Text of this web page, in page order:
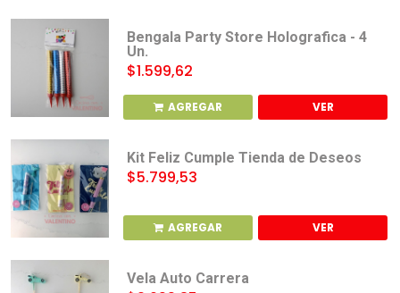
Bengala Party Store Holografica - 4
Un.
$1.599,62
AGREGAR VER
Kit Feliz Cumple Tienda de Deseos
$5.799,53
AGREGAR VER
Vela Auto Carrera